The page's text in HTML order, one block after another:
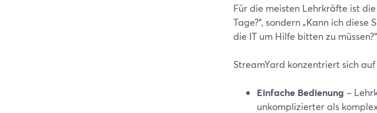
Für die meisten Lehrkräfte ist
Tage?“, sondern „Kann ich
die IT um Hilfe bitten zu müssen?“
StreamYard konzentriert sich
Einfache Bedienung –
unkomplizierter als